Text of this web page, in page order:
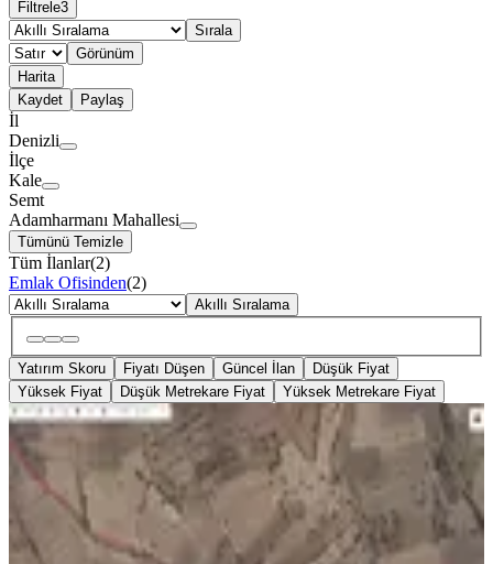
Filtrele3
Sırala
Görünüm
Harita
Kaydet
Paylaş
İl
Denizli
İlçe
Kale
Semt
Adamharmanı Mahallesi
Tümünü Temizle
Tüm İlanlar(2)
Emlak Ofisinden(2)
Akıllı Sıralama
Yatırım Skoru Fiyatı Düşen Güncel İlan
Düşük Fiyat
Yüksek Fiyat
Düşük Metrekare Fiyat Yüksek Metrekare Fiyat
YOLA YAKIN
%
Kale Adamharmanın'da Yola Yakın
1609m2 Tek Tapu Fırsat Tarla
Kale, Adamharmanı Mahallesi
1609 m²
Yolu Açılmış 171/m² 10.03.2026